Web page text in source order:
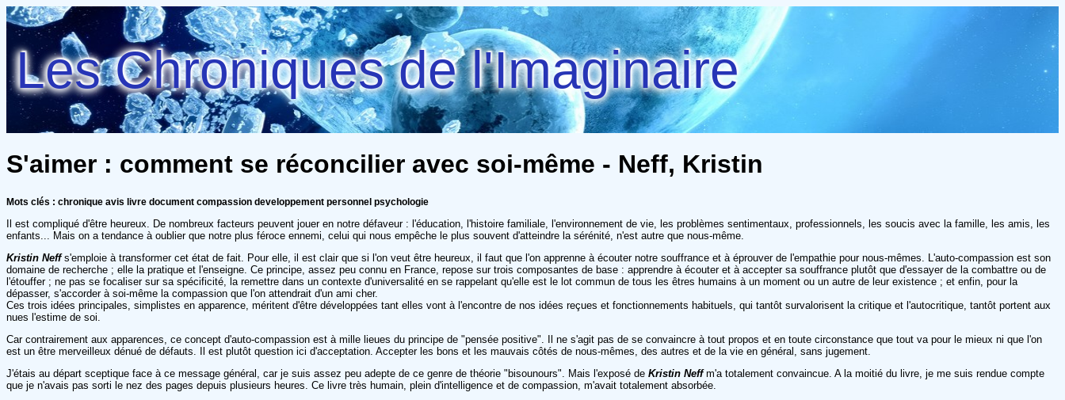
Les Chroniques de l'Imaginaire
S'aimer : comment se réconcilier avec soi-même - Neff, Kristin
Mots clés : chronique avis livre document compassion developpement personnel psychologie
Il est compliqué d'être heureux. De nombreux facteurs peuvent jouer en notre défaveur : l'éducation, l'histoire familiale, l'environnement de vie, les problèmes sentimentaux, professionnels, les soucis avec la famille, les amis, les
enfants... Mais on a tendance à oublier que notre plus féroce ennemi, celui qui nous empêche le plus souvent d'atteindre la sérénité, n'est autre que nous-même.
Kristin Neffs'emploie à transformer cet état de fait. Pour elle, il est clair que si l'on veut être heureux, il faut que l'on apprenne à écouter notre souffrance et à éprouver de l'empathie pour nous-mêmes. L'auto-compassion est son
domaine de recherche ; elle la pratique et l'enseigne. Ce principe, assez peu connu en France, repose sur trois composantes de base : apprendre à écouter et à accepter sa souffrance plutôt que d'essayer de la combattre ou de
l'étouffer ; ne pas se focaliser sur sa spécificité, la remettre dans un contexte d'universalité en se rappelant qu'elle est le lot commun de tous les êtres humains à un moment ou un autre de leur existence ; et enfin, pour la
dépasser, s'accorder à soi-même la compassion que l'on attendrait d'un ami cher.
Ces trois idées principales, simplistes en apparence, méritent d'être développées tant elles vont à l'encontre de nos idées reçues et fonctionnements habituels, qui tantôt survalorisent la critique et l'autocritique, tantôt portent aux
nues l'estime de soi.
Car contrairement aux apparences, ce concept d'auto-compassion est à mille lieues du principe de "pensée positive". Il ne s'agit pas de se convaincre à tout propos et en toute circonstance que tout va pour le mieux ni que l'on
est un être merveilleux dénué de défauts. Il est plutôt question ici d'acceptation. Accepter les bons et les mauvais côtés de nous-mêmes, des autres et de la vie en général, sans jugement.
J'étais au départ sceptique face à ce message général, car je suis assez peu adepte de ce genre de théorie "bisounours". Mais l'exposé de Kristin Neffm'a totalement convaincue. A la moitié du livre, je me suis rendue compte
que je n'avais pas sorti le nez des pages depuis plusieurs heures. Ce livre très humain, plein d'intelligence et de compassion, m'avait totalement absorbée.